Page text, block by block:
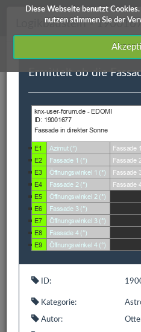
Diese Webseite benutzt
nutzen stimmen Sie der
knx-user-forum Service
ETS Produktdatenbanken
Edomi
ID Kategorie
19001677 Astro
1 bis 1 von 1 Einträgen
1
Logikbaustein -
Ermittelt ob die
ID:
Kategorie:
Autor: